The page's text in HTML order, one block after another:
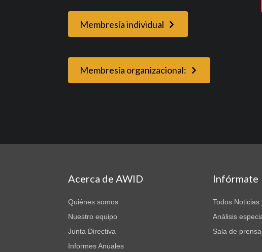
Membresía individual
Membresía organizacional:
Acerca de AWID
Quiénes somos
Nuestro equipo
Junta Directiva
Informes Anuales
Infórmate
Todos Noticias
Análisis
Sala de prensa